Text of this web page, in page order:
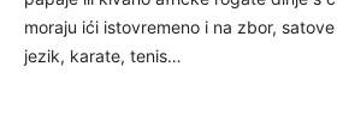
moraju ići istovremeno i na zbor,
jezik, karate, tenis…